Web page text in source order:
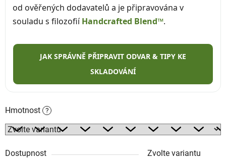
od ověřených dodavatelů a je připravována v
souladu s filozofiíHandcrafted Blend™.
JAK SPRÁVNĚ PŘIPRAVIT ODVAR & TIPY KE
SKLADOVÁNÍ
Hmotnost ?
Dostupnost
Zvolte variantu